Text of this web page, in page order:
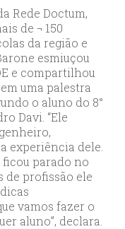
Rede Doctum,
de ¬ 150
da região e
esmiuçou
e compartilhou
uma palestra
o aluno do 8°
Davi. “Ele
experiência dele.
ficou parado no
de profissão ele
vamos fazer o
aluno”, declara.